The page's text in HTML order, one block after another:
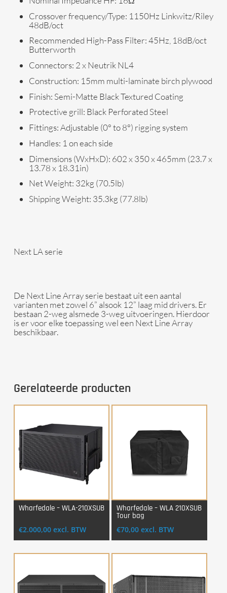
Crossover frequency/Type: 1150Hz Linkwitz/Riley
48dB/oct
Recommended High-Pass Filter: 45Hz, 18dB/oct
Butterworth
Connectors: 2 x Neutrik NL4
Construction: 15mm multi-laminate birch plywood
Finish: Semi-Matte Black Textured Coating
Protective grill: Black Perforated Steel
Fittings: Adjustable (0° to 8°) rigging system
Handles: 1 on each side
Dimensions (WxHxD): 602 x 350 x 465mm (23.7 x
13.78 x 18.31in)
Net Weight: 32kg (70.5lb)
Shipping Weight: 35.3kg (77.8lb)
Next LA serie
De Next Line Array serie bestaat uit een aantal
varianten met zowel 6” alsook 12” laag mid drivers. Er
bestaan 2-weg alsmede 3-weg uitvoeringen. Hierdoor
is er voor elke toepassing wel een Next Line Array
beschikbaar.
Gerelateerde producten
Wharfedale – WLA-210XSUB
€2.000,00 excl. BTW
Login Voor Aankoop
Wharfedale – WLA 210XSUB
Tour bag
€70,00 excl. BTW